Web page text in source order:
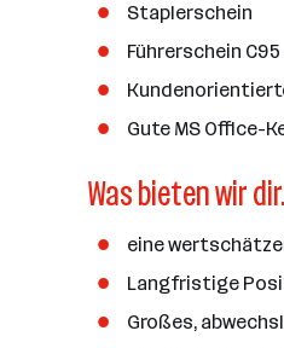
Staplerschein
Führerschein
Gute MS Office-
Was bieten wir
eine
Langfristige
Großes,